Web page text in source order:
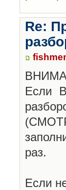
Re:
Если
раз.
Если